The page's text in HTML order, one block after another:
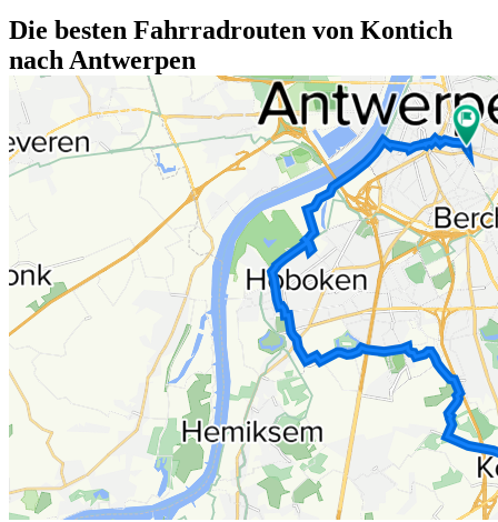
Die besten Fahrradrouten von Kontich
nach Antwerpen